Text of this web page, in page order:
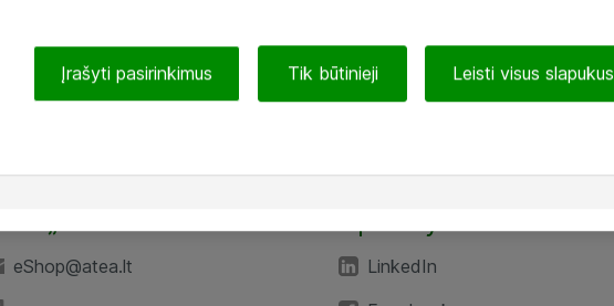
eShop@atea.lt
LinkedIn
Įrašyti pasirinkimus Tik būtinieji Leisti visus slapukus